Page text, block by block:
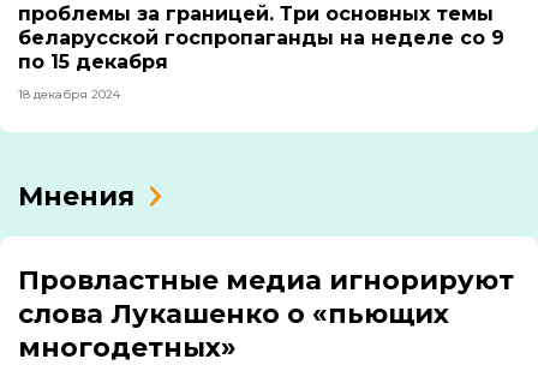
проблемы за границей. Три основных темы
беларусской госпропаганды на неделе со 9
по 15 декабря
18 декабря 2024
Мнения
Провластные медиа игнорируют
слова Лукашенко о «пьющих
многодетных»